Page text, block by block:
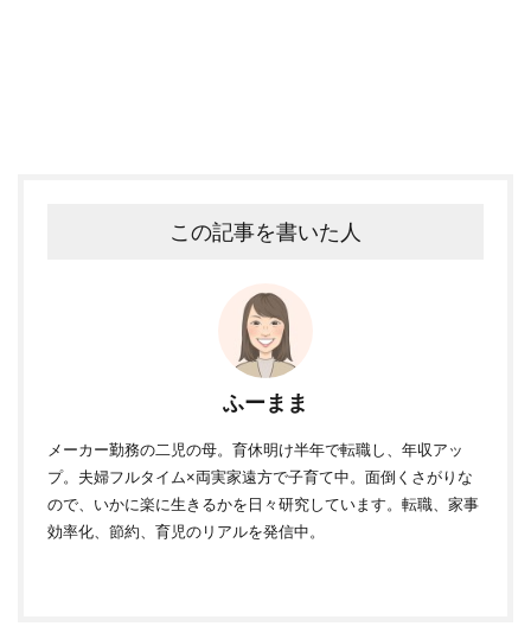
この記事を書いた人
ふーまま
メーカー勤務の二児の母。育休明け半年で転職し、年収アッ
プ。夫婦フルタイム×両実家遠方で子育て中。面倒くさがりな
ので、いかに楽に生きるかを日々研究しています。転職、家事
効率化、節約、育児のリアルを発信中。